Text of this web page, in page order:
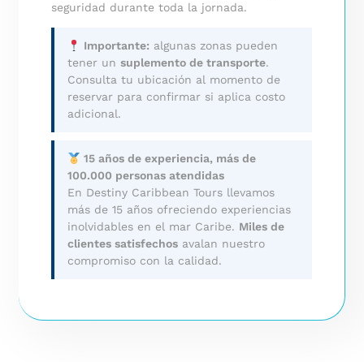
seguridad durante toda la jornada.
Importante: algunas zonas pueden
tener un suplemento de transporte.
Consulta tu ubicación al momento de
reservar para confirmar si aplica costo
adicional.
15 años de experiencia, más de
100.000 personas atendidas
En Destiny Caribbean Tours llevamos
más de 15 años ofreciendo experiencias
inolvidables en el mar Caribe. Miles de
clientes satisfechos avalan nuestro
compromiso con la calidad.